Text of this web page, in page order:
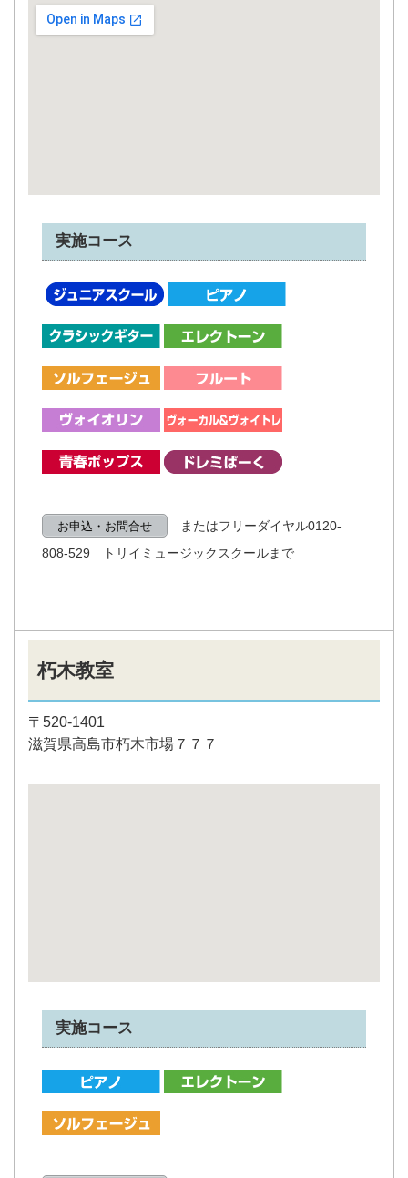
実施コース
お申込・お問合せ
またはフリーダイヤル0120-
808-529 トリイミュージックスクールまで
朽木教室
〒520-1401
滋賀県高島市朽木市場７７７
実施コース